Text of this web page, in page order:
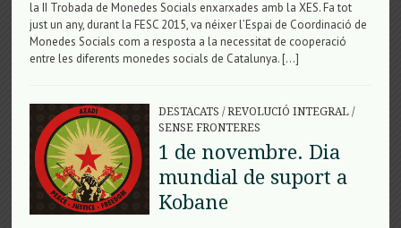
la II Trobada de Monedes Socials enxarxades amb la XES. Fa tot
just un any, durant la FESC 2015, va néixer l’Espai de Coordinació de
Monedes Socials com a resposta a la necessitat de cooperació
entre les diferents monedes socials de Catalunya. […]
DESTACATS /REVOLUCIÓ INTEGRAL/
SENSE FRONTERES
1 de novembre. Dia
mundial de suport a
Kobane